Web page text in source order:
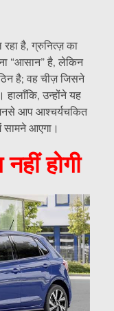
है, ग्रुनित्ज़ का
“आसान” है, लेकिन
है; वह चीज़ जिसने
हालाँकि, उन्होंने यह
आप आश्चर्यचकित
आएगा।
होगी